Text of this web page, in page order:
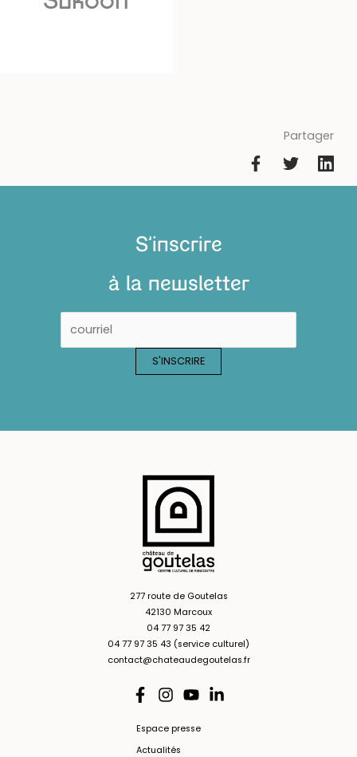
Partager
S'inscrire
à la newsletter
277 route de Goutelas
42130 Marcoux
04 77 97 35 42
04 77 97 35 43 (service culturel)
contact@chateaudegoutelas.fr
Espace presse
Actualités